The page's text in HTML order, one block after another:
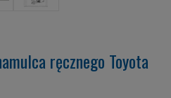
ręcznego Toyota